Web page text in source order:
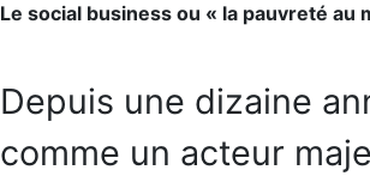
Le social business ou « la pauvreté
Depuis une dizaine
comme un acteur